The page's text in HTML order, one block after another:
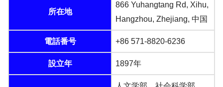
所在地
866 Yuhangtang Rd, Xihu,
Hangzhou, Zhejiang, 中国
電話番号 +86 571-8820-6236
設立年 1897年